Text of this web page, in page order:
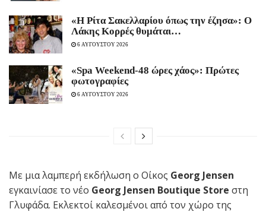
«Η Ρίτα Σακελλαρίου όπως την έζησα»: Ο
Λάκης Κορρές θυμάται…
6 ΑΥΓΟΥΣΤΟΥ 2026
«Spa Weekend-48 ώρες χάος»: Πρώτες
φωτογραφίες
6 ΑΥΓΟΥΣΤΟΥ 2026
Με μια λαμπερή εκδήλωση ο Οίκος Georg Jensen
εγκαινίασε το νέο Georg Jensen Boutique Store στη
Γλυφάδα. Εκλεκτοί καλεσμένοι από τον χώρο της